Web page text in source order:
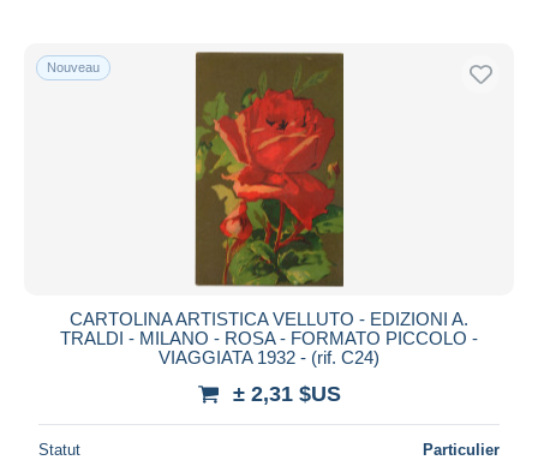
Nouveau
CARTOLINA ARTISTICA VELLUTO - EDIZIONI A.
TRALDI - MILANO - ROSA - FORMATO PICCOLO -
VIAGGIATA 1932 - (rif. C24)
± 2,31 $US
Statut Particulier